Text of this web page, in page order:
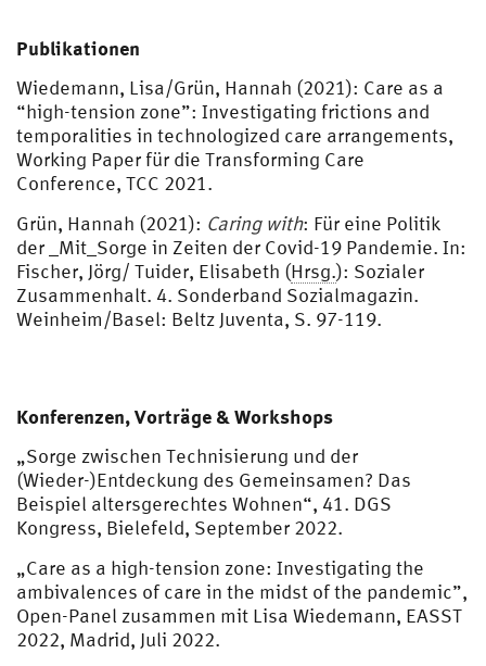
Publikationen
Wiedemann, Lisa/Grün, Hannah (2021): Care as a
“high-tension zone”: Investigating frictions and
temporalities in technologized care arrangements,
Working Paper für die Transforming Care
Conference, TCC 2021.
Grün, Hannah (2021): Caring with: Für eine Politik
der _Mit_Sorge in Zeiten der Covid-19 Pandemie. In:
Fischer, Jörg/ Tuider, Elisabeth (Hrsg.): Sozialer
Zusammenhalt. 4. Sonderband Sozialmagazin.
Weinheim/Basel: Beltz Juventa, S. 97-119.
Konferenzen, Vorträge & Workshops
„Sorge zwischen Technisierung und der
(Wieder-)Entdeckung des Gemeinsamen? Das
Beispiel altersgerechtes Wohnen“, 41. DGS
Kongress, Bielefeld, September 2022.
„Care as a high-tension zone: Investigating the
ambivalences of care in the midst of the pandemic”,
Open-Panel zusammen mit Lisa Wiedemann, EASST
2022, Madrid, Juli 2022.